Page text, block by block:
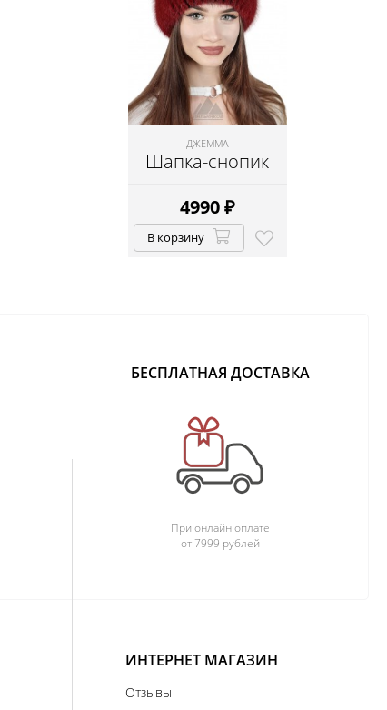
ДЖЕММА
Шапка-снопик
4990₽
В корзину
БЕСПЛАТНАЯ ДОСТАВКА
При онлайн оплате
от 7999 рублей
ИНТЕРНЕТ МАГАЗИН
Отзывы